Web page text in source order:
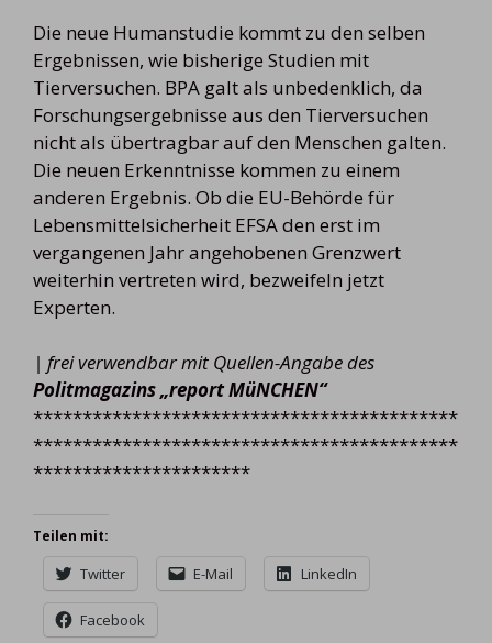
Die neue Humanstudie kommt zu den selben
Ergebnissen, wie bisherige Studien mit
Tierversuchen. BPA galt als unbedenklich, da
Forschungsergebnisse aus den Tierversuchen
nicht als übertragbar auf den Menschen galten.
Die neuen Erkenntnisse kommen zu einem
anderen Ergebnis. Ob die EU-Behörde für
Lebensmittelsicherheit EFSA den erst im
vergangenen Jahr angehobenen Grenzwert
weiterhin vertreten wird, bezweifeln jetzt
Experten.
| frei verwendbar mit Quellen-Angabe des
Politmagazins „report MüNCHEN“
*******************************************
*******************************************
**********************
Teilen mit:
Twitter E-Mail LinkedIn
Facebook